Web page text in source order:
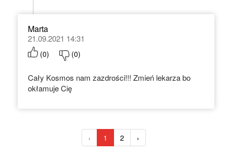
Marta
21.09.2021 14:31
(0) (0)
Cały Kosmos nam zazdrości!!! Zmień lekarza bo
okłamuje Cię
‹ 1 2 ›